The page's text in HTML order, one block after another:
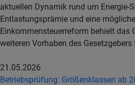
aktuellen Dynamik rund um Energie-
Entlastungsprämie und eine
Einkommensteuerreform behielt das
weiteren Vorhaben des
21.05.2026
Betriebsprüfung: Größenklassen ab